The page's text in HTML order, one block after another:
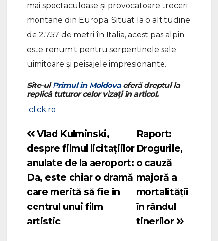
mai spectaculoase și provocatoare treceri
montane din Europa. Situat la o altitudine
de 2.757 de metri în Italia, acest pas alpin
este renumit pentru serpentinele sale
uimitoare și peisajele impresionante.
Site-ulPrimul in Moldovaoferă dreptul la
replică tuturor celor vizați în articol.
click.ro
Navigare
în
articole
Raport:
Drogurile,
o cauză
majoră a
mortalității
în rândul
tinerilor
Vlad Kulminski,
despre filmul licitațiilor
anulate de la aeroport:
Da, este chiar o dramă
care merită să fie în
centrul unui film
artistic